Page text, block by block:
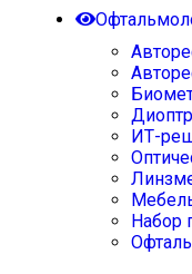
ИТ-
Набор